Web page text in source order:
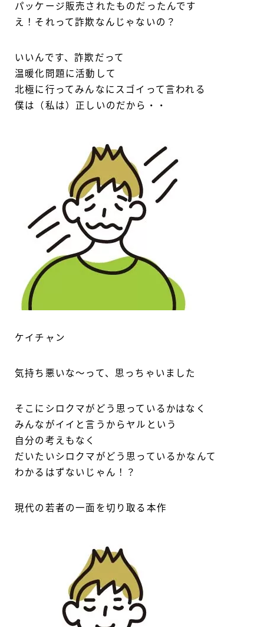
パッケージ販売されたものだったんです
え！それって詐欺なんじゃないの？
いいんです、詐欺だって
温暖化問題に活動して
北極に行ってみんなにスゴイって言われる
僕は（私は）正しいのだから・・
ケイチャン
気持ち悪いな～って、思っちゃいました
そこにシロクマがどう思っているかはなく
みんながイイと言うからヤルという
自分の考えもなく
だいたいシロクマがどう思っているかなんて
わかるはずないじゃん！？
現代の若者の一面を切り取る本作